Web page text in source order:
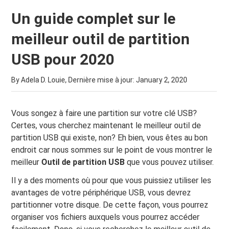
Un guide complet sur le
meilleur outil de partition
USB pour 2020
By Adela D. Louie, Dernière mise à jour:January 2, 2020
Vous songez à faire une partition sur votre clé USB?
Certes, vous cherchez maintenant le meilleur outil de
partition USB qui existe, non? Eh bien, vous êtes au bon
endroit car nous sommes sur le point de vous montrer le
meilleur Outil de partition USB que vous pouvez utiliser.
Il y a des moments où pour que vous puissiez utiliser les
avantages de votre périphérique USB, vous devrez
partitionner votre disque. De cette façon, vous pourrez
organiser vos fichiers auxquels vous pourrez accéder